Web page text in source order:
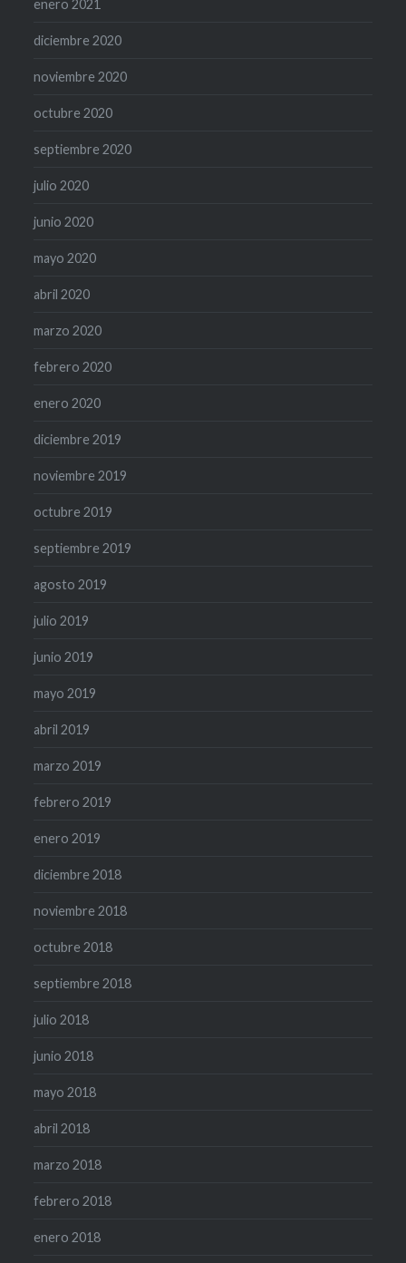
enero 2021
diciembre 2020
noviembre 2020
octubre 2020
septiembre 2020
julio 2020
junio 2020
mayo 2020
abril 2020
marzo 2020
febrero 2020
enero 2020
diciembre 2019
noviembre 2019
octubre 2019
septiembre 2019
agosto 2019
julio 2019
junio 2019
mayo 2019
abril 2019
marzo 2019
febrero 2019
enero 2019
diciembre 2018
noviembre 2018
octubre 2018
septiembre 2018
julio 2018
junio 2018
mayo 2018
abril 2018
marzo 2018
febrero 2018
enero 2018